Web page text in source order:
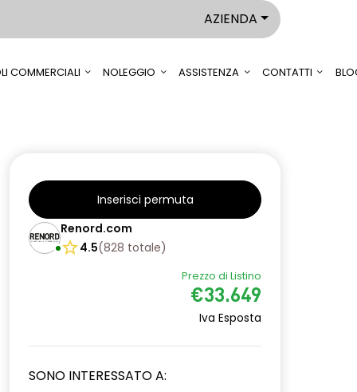
AZIENDA
COMMERCIALI NOLEGGIO ASSISTENZA CONTATTI
Inserisci permuta
Renord.com
4.5(828 totale)
Prezzo di Listino
€33.649
Iva Esposta
SONO INTERESSATO A: